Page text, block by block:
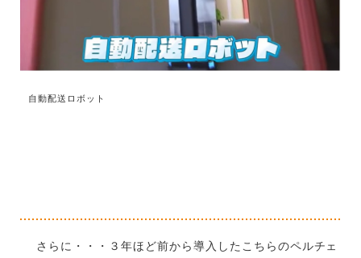
自動配送ロボット
さらに・・・３年ほど前から導入したこちらのペルチェ